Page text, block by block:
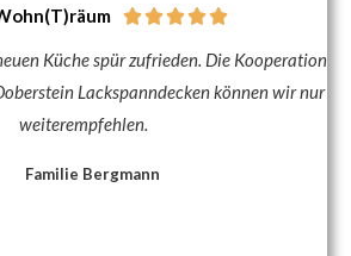

Küche spür zufrieden. Die Kooperation
Lackspanndecken können wir nur
weiterempfehlen.
Familie Bergmann